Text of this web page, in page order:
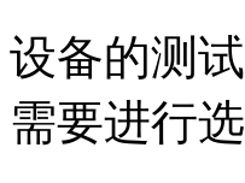
设备的测
需要进行选